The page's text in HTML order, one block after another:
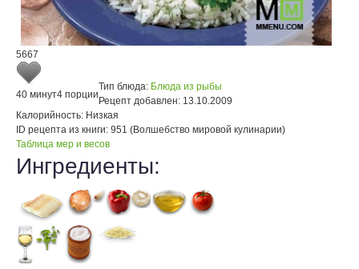
5667
40 минут4 порции
Тип блюда: Блюда из рыбы
Рецепт добавлен: 13.10.2009
Калорийность: Низкая
ID рецепта из книги: 951 (Волшебство мировой кулинарии)
Таблица мер и весов
Ингредиенты: